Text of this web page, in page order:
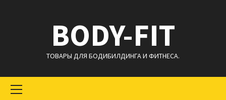
BODY-FIT
ТОВАРЫ ДЛЯ БОДИБИЛДИНГА И ФИТНЕСА.
меню